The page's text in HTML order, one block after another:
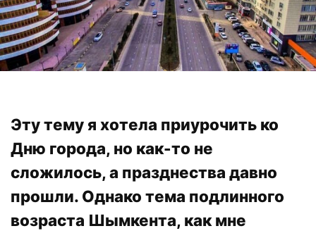
Эту тему я хотела приурочить ко
Дню города, но как-то не
сложилось, а празднества давно
прошли. Однако тема подлинного
возраста Шымкента, как мне